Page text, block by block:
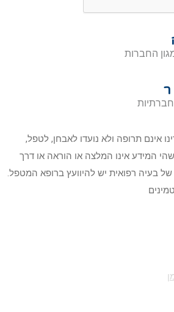
החברות
אינם תרופה ולא נועדו לאבחן, לטפל,
המידע אינו המלצה או הוראה או דרך
בעיה רפואית יש להיוועץ ברופא המטפל.